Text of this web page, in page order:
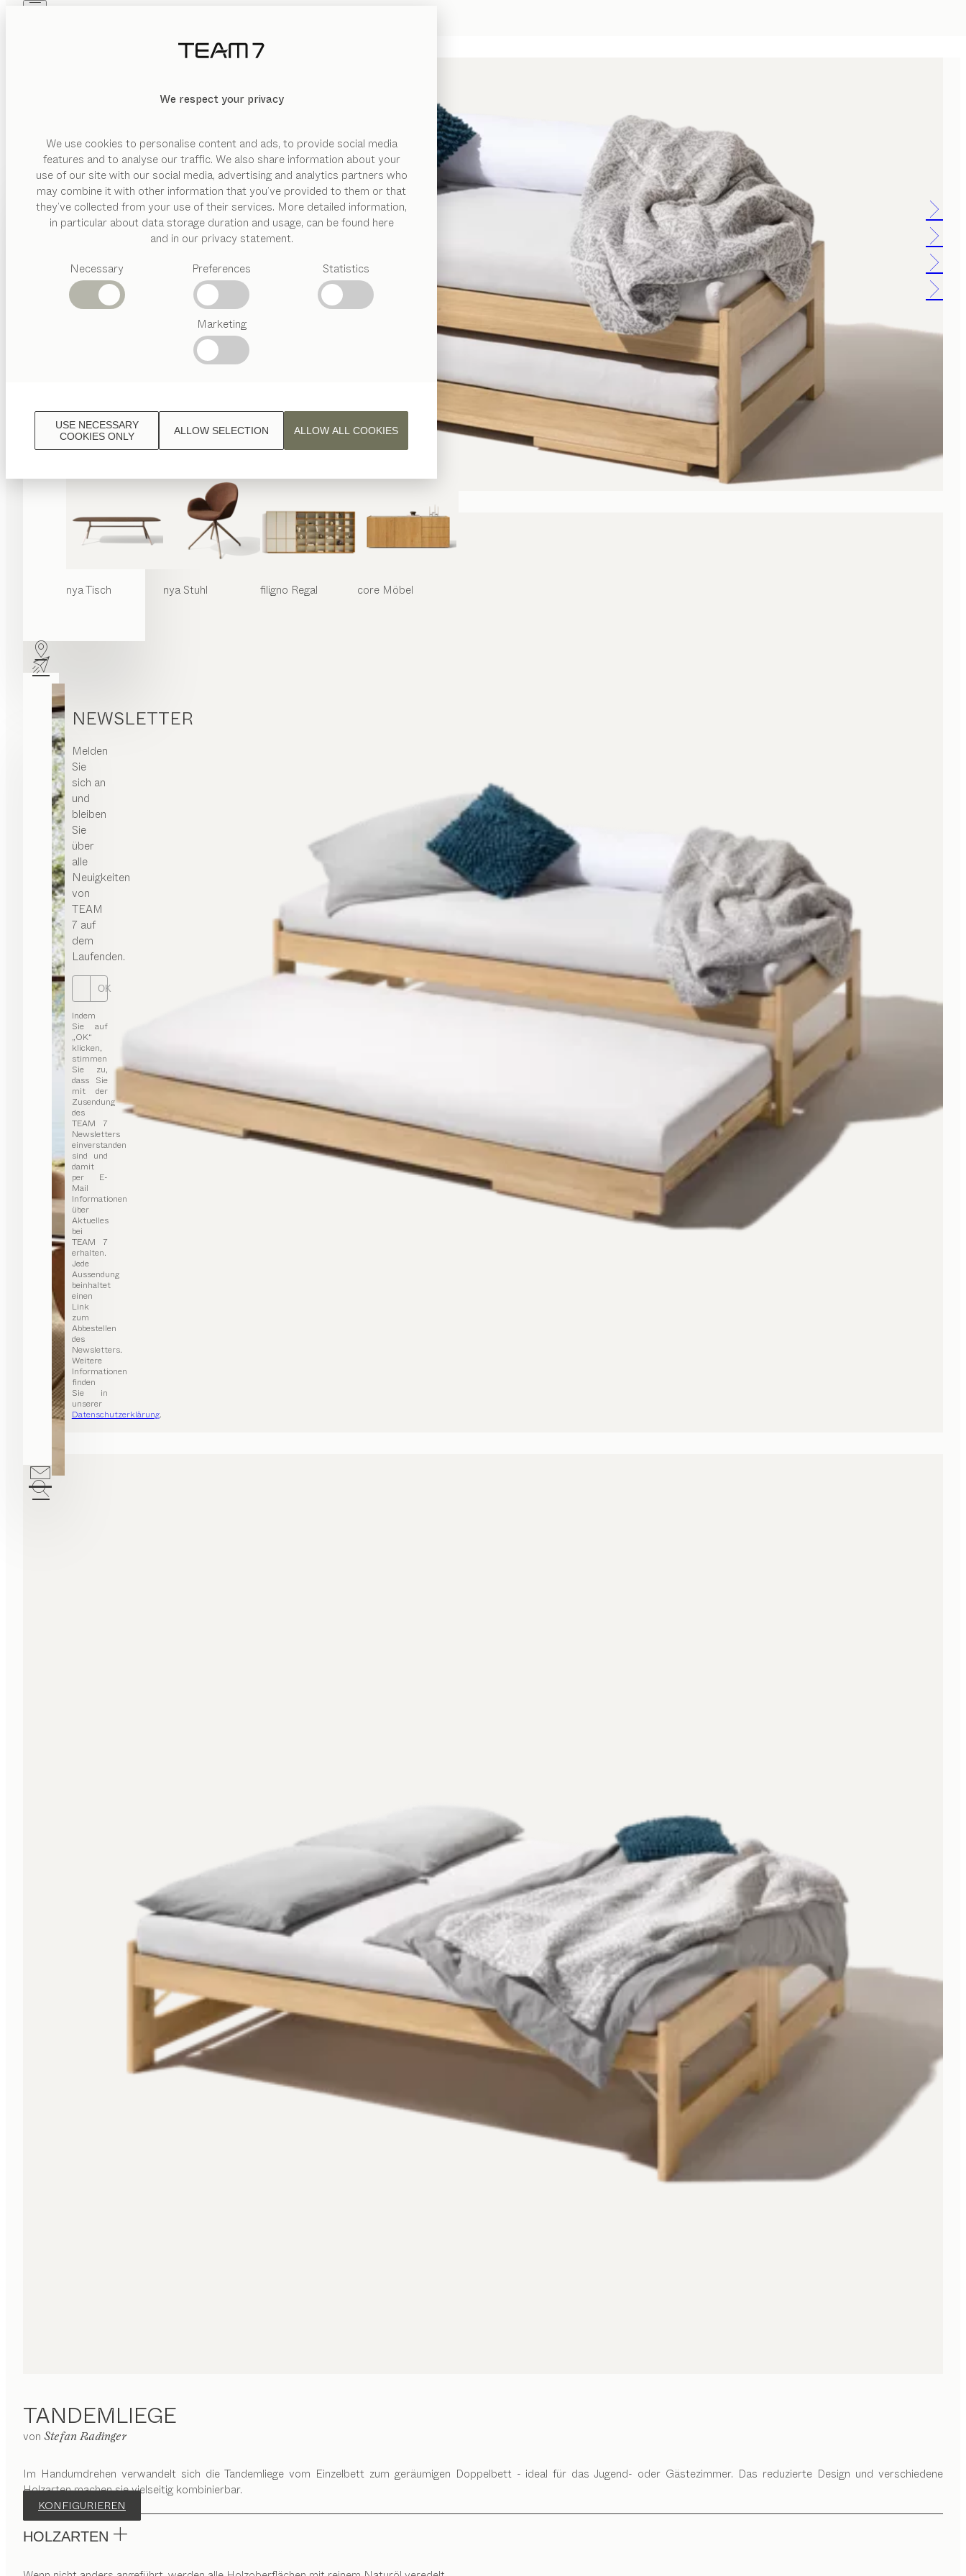
We respect your privacy
We use cookies to personalise content and ads, to provide social media
features and to analyse our traffic. We also share information about your
use of our site with our social media, advertising and analytics partners who
may combine it with other information that you’ve provided to them or that
they’ve collected from your use of their services. More detailed information,
in particular about data storage duration and usage, can be found here
and in our privacy statement.
Necessary
Preferences Statistics
Marketing
USE NECESSARY
COOKIES ONLY
ALLOW SELECTION ALLOW ALL COOKIES
Esstische
Küchen
Regale
Betten
Interior
Design
TEAM
7 Welt
nyaTisch nyaStuhl filigno Regal core Möbel
NEWSLETTER
Melden
Sie
sich an
und
bleiben
Sie
über
alle
Neuigkeiten
von
TEAM
7 auf
dem
Laufenden.
OK
Indem
Sie auf
„OK“
klicken,
stimmen
Sie zu,
dass Sie
mit der
Zusendung
des
TEAM 7
Newsletters
einverstanden
sind und
damit
per E-
Mail
Informationen
über
Aktuelles
bei
TEAM 7
erhalten.
Jede
Aussendung
beinhaltet
einen
Link
zum
Abbestellen
des
Newsletters.
Weitere
Informationen
finden
Sie in
unserer
Datenschutzerklärung.
PRODUKTE
ÜBER UNS
HÄNDLER
TANDEMLIEGE
von Stefan Radinger
Im Handumdrehen verwandelt sich die Tandemliege vom Einzelbett zum geräumigen Doppelbett - ideal für das Jugend- oder Gästezimmer. Das reduzierte Design und verschiedene
Holzarten machen sie vielseitig kombinierbar.
KONFIGURIEREN
HOLZARTEN